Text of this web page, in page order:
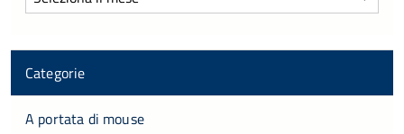
Categorie
A portata di mouse